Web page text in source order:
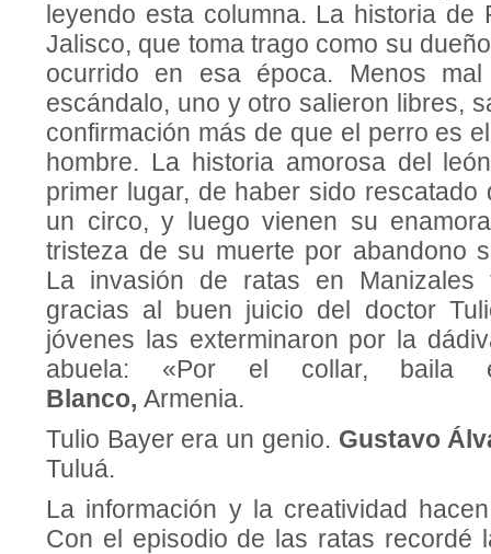
leyendo esta columna. La historia de
Jalisco, que toma trago como su
ocurrido en esa época. Menos
escándalo, uno y otro salieron libres,
confirmación más de que el perro es
hombre. La historia amorosa del
primer lugar, de haber sido rescatado
un circo, y luego vienen su
tristeza de su muerte por abandono
La invasión de ratas en
gracias al buen juicio del doctor
jóvenes las exterminaron por la
abuela: «Por el collar,
Blanco, Armenia.
Tulio Bayer era un genio. Gustavo
Tuluá.
La información y la creatividad
Con el episodio de las ratas recordé